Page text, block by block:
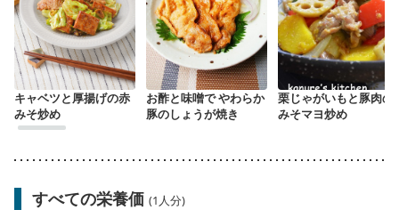
キャベツと厚揚げの赤
みそ炒め
お酢と味噌で やわらか
豚のしょうが焼き
栗じゃがいもと豚肉の
みそマヨ炒め
すべての栄養価 (1人分)